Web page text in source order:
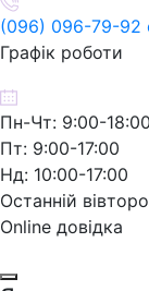
(096) 096-79-92
Графік роботи
Пн-Чт: 9:00-
Пт: 9:00-17:00
Нд: 10:00-17:00
Останній
Online довідка